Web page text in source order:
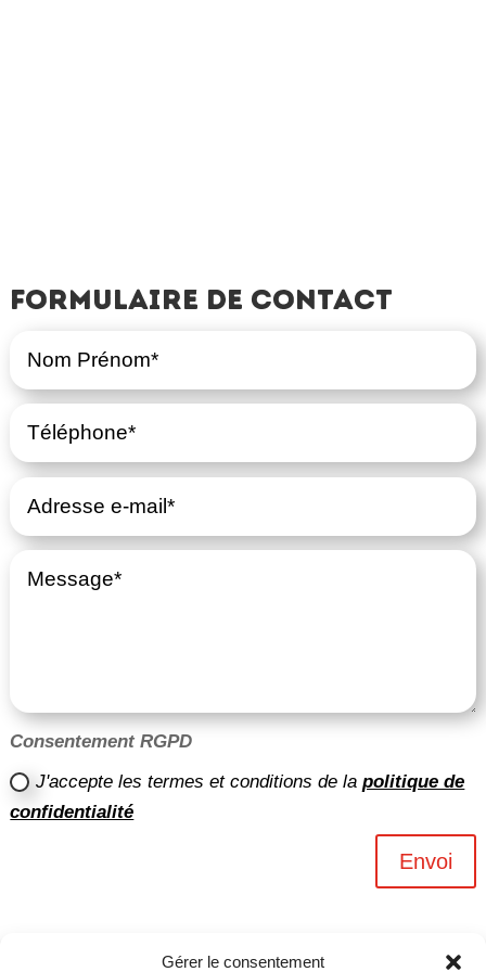
Gérer le consentement
Formulaire de contact
Consentement RGPD
J'accepte les termes et conditions de lapolitique de
confidentialité
Envoi